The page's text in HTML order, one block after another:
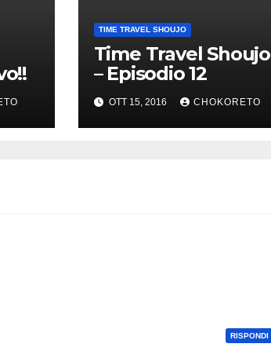
TIME TRAVEL SHOUJO
Time Travel Shoujo
– Episodio 12
OTT 15, 2016 CHOKORETO
RISPONDI